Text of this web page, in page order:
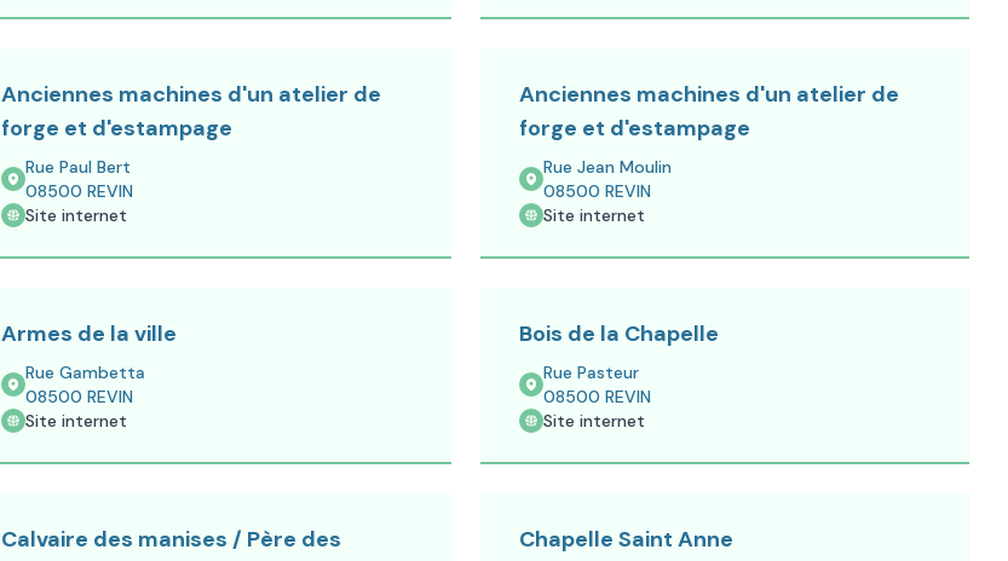
Anciennes machines d'un atelier de
forge et d'estampage
Rue Paul Bert
08500 REVIN
Site internet
Anciennes machines d'un atelier de
forge et d'estampage
Rue Jean Moulin
08500 REVIN
Site internet
Armes de la ville
Rue Gambetta
08500 REVIN
Site internet
Bois de la Chapelle
Rue Pasteur
08500 REVIN
Site internet
Calvaire des manises / Père des
Chapelle Saint Anne